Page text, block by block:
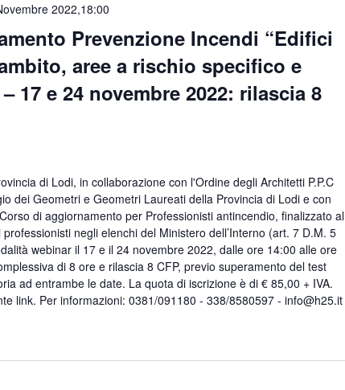
Prevenzione Incendi “Edifici
aree a rischio specifico e
17 e 24 novembre 2022: rilascia 8
2022,18:00
di Lodi, in collaborazione con l'Ordine degli Architetti P.P.C
dei Geometri e Geometri Laureati della Provincia di Lodi e con
di aggiornamento per Professionisti antincendio, finalizzato al
negli elenchi del Ministero dell’Interno (art. 7 D.M. 5
webinar il 17 e il 24 novembre 2022, dalle ore 14:00 alle ore
di 8 ore e rilascia 8 CFP, previo superamento del test
ad entrambe le date. La quota di iscrizione è di € 85,00 + IVA.
link. Per informazioni: 0381/091180 - 338/8580597 - info@h25.it